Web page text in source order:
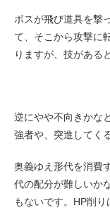
ボスが飛び道具を撃
て、そこから攻撃に
りますが、技がある
逆にやや不向きかな
強者や、突進してく
奥義ゆえ形代を消費
代の配分が難しいか
もないです。HP削り